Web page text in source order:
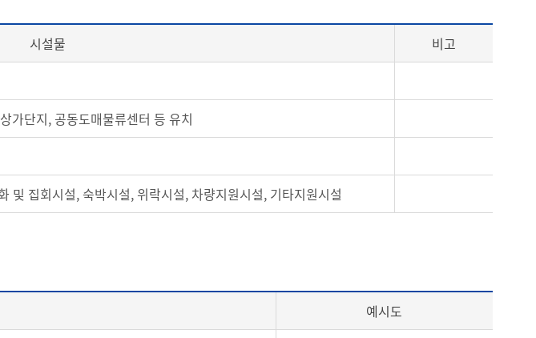
시설물
비고
가단지, 공동도매물류센터 등 유치
및 집회시설, 숙박시설, 위락시설, 차량지원시설, 기타지원시설
예시도